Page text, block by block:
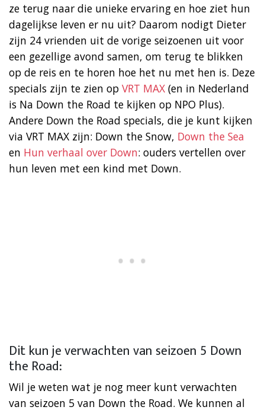
ze terug naar die unieke ervaring en hoe ziet hun
dagelijkse leven er nu uit? Daarom nodigt Dieter
zijn 24 vrienden uit de vorige seizoenen uit voor
een gezellige avond samen, om terug te blikken
op de reis en te horen hoe het nu met hen is. Deze
specials zijn te zien op VRT MAX (en in Nederland
is Na Down the Road te kijken op NPO Plus).
Andere Down the Road specials, die je kunt kijken
via VRT MAX zijn: Down the Snow, Down the Sea
en Hun verhaal over Down: ouders vertellen over
hun leven met een kind met Down.
Dit kun je verwachten van seizoen 5 Down
the Road:
Wil je weten wat je nog meer kunt verwachten
van seizoen 5 van Down the Road. We kunnen al